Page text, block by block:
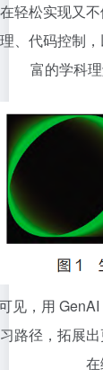
在轻松实现又
理、代码控制
富的学科
见，用
习路径，拓展